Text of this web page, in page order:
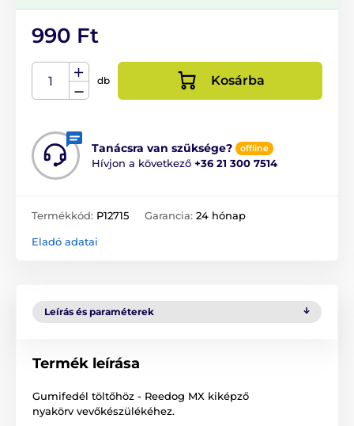
990 Ft
db Kosárba
Tanácsra van szüksége? offline
Hívjon a következő +36 21 300 7514
Termékkód: P12715 Garancia: 24 hónap
Eladó adatai
Leírás és paraméterek
Termék leírása
Gumifedél töltőhöz - Reedog MX kiképző
nyakörv vevőkészülékéhez.